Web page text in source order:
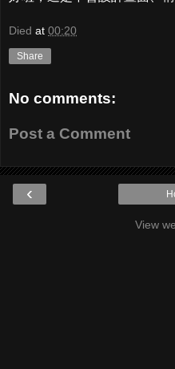
Died at 00:20
Share
No comments:
Post a Comment
‹
View